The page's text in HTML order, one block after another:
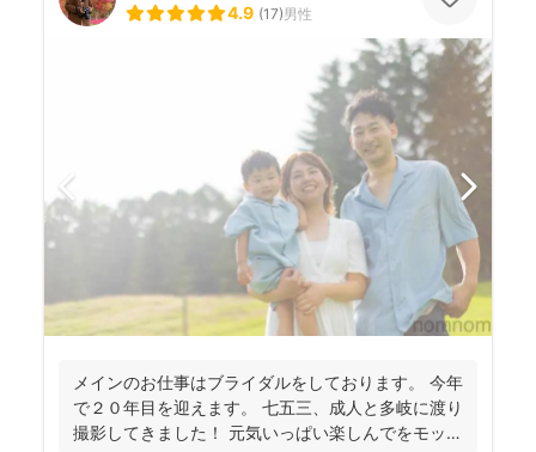
4.9 (17)男性
メインのお仕事はブライダルをしております。 今年
で２０年目を迎えます。 七五三、成人と多岐に渡り
撮影してきました！ 元気いっぱい楽しんでをモット